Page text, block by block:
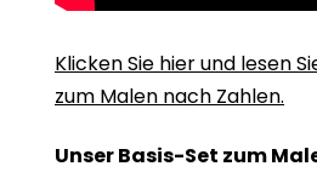
Klicken Sie hier und lesen
zum Malen nach Zahlen.
Unser Basis-Set zum